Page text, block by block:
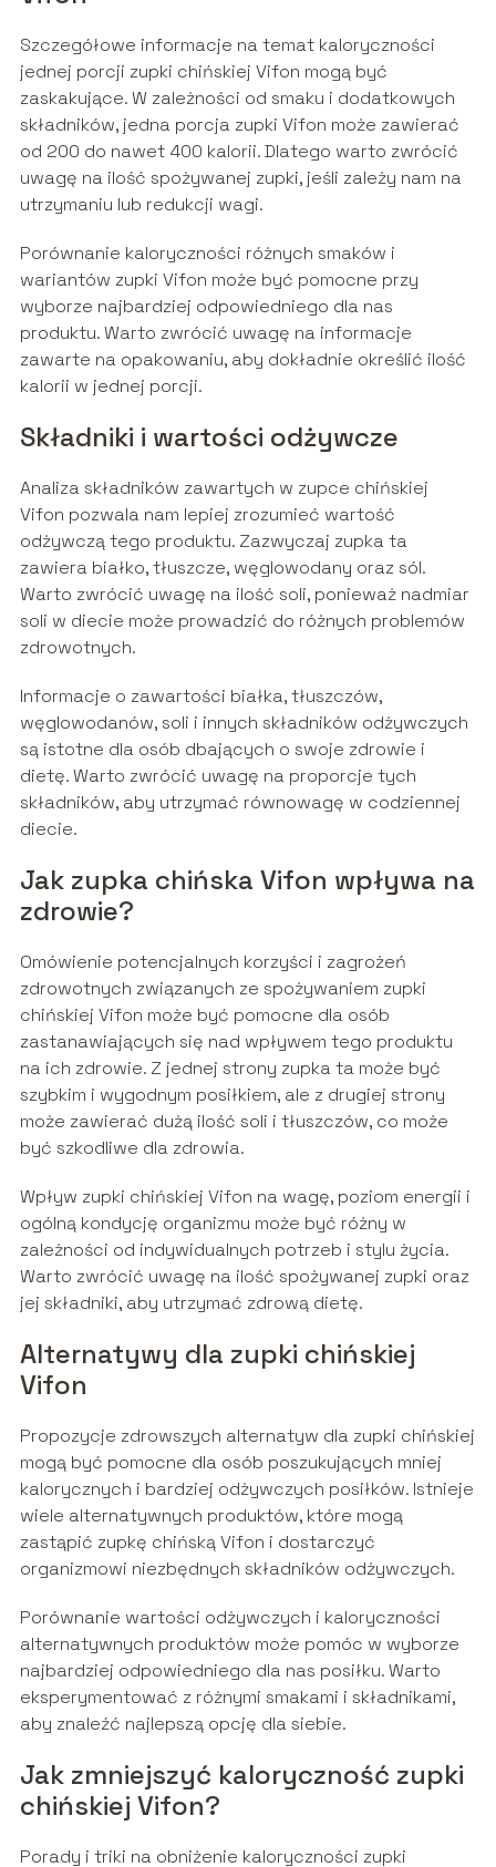
Szczegółowe informacje na temat kaloryczności
jednej porcji zupki chińskiej Vifon mogą być
zaskakujące. W zależności od smaku i dodatkowych
składników, jedna porcja zupki Vifon może zawierać
od 200 do nawet 400 kalorii. Dlatego warto zwrócić
uwagę na ilość spożywanej zupki, jeśli zależy nam na
utrzymaniu lub redukcji wagi.
Porównanie kaloryczności różnych smaków i
wariantów zupki Vifon może być pomocne przy
wyborze najbardziej odpowiedniego dla nas
produktu. Warto zwrócić uwagę na informacje
zawarte na opakowaniu, aby dokładnie określić ilość
kalorii w jednej porcji.
Składniki i wartości odżywcze
Analiza składników zawartych w zupce chińskiej
Vifon pozwala nam lepiej zrozumieć wartość
odżywczą tego produktu. Zazwyczaj zupka ta
zawiera białko, tłuszcze, węglowodany oraz sól.
Warto zwrócić uwagę na ilość soli, ponieważ nadmiar
soli w diecie może prowadzić do różnych problemów
zdrowotnych.
Informacje o zawartości białka, tłuszczów,
węglowodanów, soli i innych składników odżywczych
są istotne dla osób dbających o swoje zdrowie i
dietę. Warto zwrócić uwagę na proporcje tych
składników, aby utrzymać równowagę w codziennej
diecie.
Jak zupka chińska Vifon wpływa na
zdrowie?
Omówienie potencjalnych korzyści i zagrożeń
zdrowotnych związanych ze spożywaniem zupki
chińskiej Vifon może być pomocne dla osób
zastanawiających się nad wpływem tego produktu
na ich zdrowie. Z jednej strony zupka ta może być
szybkim i wygodnym posiłkiem, ale z drugiej strony
może zawierać dużą ilość soli i tłuszczów, co może
być szkodliwe dla zdrowia.
Wpływ zupki chińskiej Vifon na wagę, poziom energii i
ogólną kondycję organizmu może być różny w
zależności od indywidualnych potrzeb i stylu życia.
Warto zwrócić uwagę na ilość spożywanej zupki oraz
jej składniki, aby utrzymać zdrową dietę.
Alternatywy dla zupki chińskiej
Vifon
Propozycje zdrowszych alternatyw dla zupki chińskiej
mogą być pomocne dla osób poszukujących mniej
kalorycznych i bardziej odżywczych posiłków. Istnieje
wiele alternatywnych produktów, które mogą
zastąpić zupkę chińską Vifon i dostarczyć
organizmowi niezbędnych składników odżywczych.
Porównanie wartości odżywczych i kaloryczności
alternatywnych produktów może pomóc w wyborze
najbardziej odpowiedniego dla nas posiłku. Warto
eksperymentować z różnymi smakami i składnikami,
aby znaleźć najlepszą opcję dla siebie.
Jak zmniejszyć kaloryczność zupki
chińskiej Vifon?
Porady i triki na obniżenie kaloryczności zupki